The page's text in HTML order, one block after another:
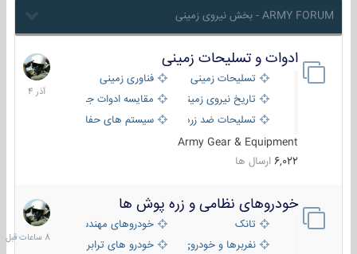
ARMY FORUM - بخش نیروی زمینی
ادوات و تسلیحات زمینی
تسلیحات زمینی
فناوری زمینی
تاریخ نیروی زمینی
مقایسه ادوات جنگی
تسلیحات ضد زره
سیستم های حفاظت فعال
Army Gear & Equipment
6,022 ارسال ها
21
آذر
1404
خودروهای نظامی و زره پوش ها
تانک
خودروهای مهندسی
نفربرها و خودروی های رزمی پیاده نظام
خودرو های ترابری نظامی
8
ساعات
قبل